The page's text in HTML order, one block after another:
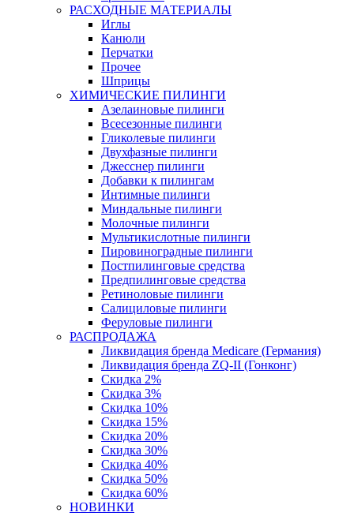
РАСХОДНЫЕ МАТЕРИАЛЫ
Иглы
Канюли
Перчатки
Прочее
Шприцы
ХИМИЧЕСКИЕ ПИЛИНГИ
Азелаиновые пилинги
Всесезонные пилинги
Гликолевые пилинги
Двухфазные пилинги
Джесснер пилинги
Добавки к пилингам
Интимные пилинги
Миндальные пилинги
Молочные пилинги
Мультикислотные пилинги
Пировиноградные пилинги
Постпилинговые средства
Предпилинговые средства
Ретиноловые пилинги
Салициловые пилинги
Феруловые пилинги
РАСПРОДАЖА
Ликвидация бренда Medicare (Германия)
Ликвидация бренда ZQ-II (Гонконг)
Скидка 2%
Скидка 3%
Скидка 10%
Скидка 15%
Скидка 20%
Скидка 30%
Скидка 40%
Скидка 50%
Скидка 60%
НОВИНКИ